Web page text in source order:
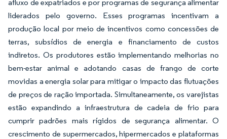
afluxo de expatriados e por programas de segurança alimentar
liderados pelo governo. Esses programas incentivam a
produção local por meio de incentivos como concessões de
terras, subsídios de energia e financiamento de custos
indiretos. Os produtores estão implementando melhorias no
bem-estar animal e adotando casas de frango de corte
movidas a energia solar para mitigar o impacto das flutuações
de preços de ração importada. Simultaneamente, os varejistas
estão expandindo a infraestrutura de cadeia de frio para
cumprir padrões mais rígidos de segurança alimentar. O
crescimento de supermercados, hipermercados e plataformas